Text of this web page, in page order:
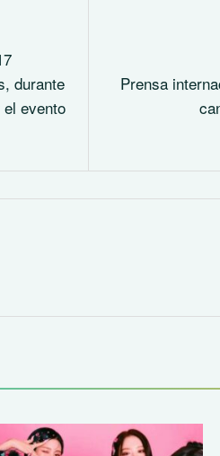
durante
evento
Prensa